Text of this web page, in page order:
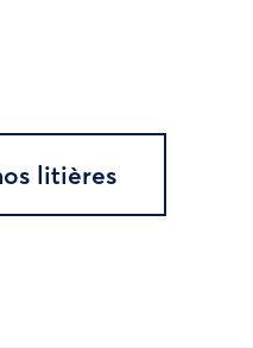
litières